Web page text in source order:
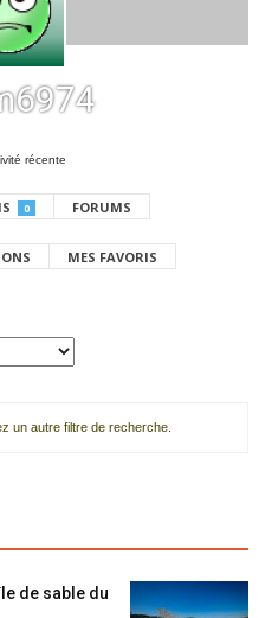
récente
0 FORUMS
MES FAVORIS
un autre filtre de recherche.
de sable du